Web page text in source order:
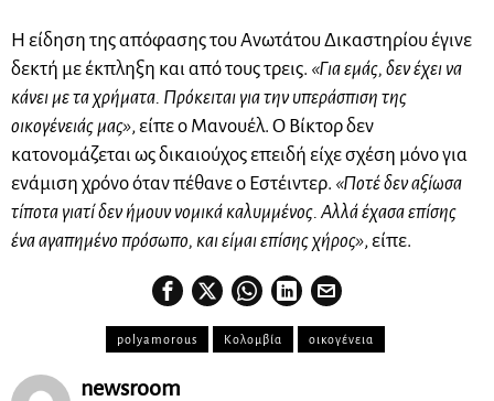
Η είδηση της απόφασης του Ανωτάτου Δικαστηρίου έγινε
δεκτή με έκπληξη και από τους τρεις. «Για εμάς, δεν έχει να
κάνει με τα χρήματα. Πρόκειται για την υπεράσπιση της
οικογένειάς μας», είπε ο Μανουέλ. Ο Βίκτορ δεν
κατονομάζεται ως δικαιούχος επειδή είχε σχέση μόνο για
ενάμιση χρόνο όταν πέθανε ο Εστέιντερ. «Ποτέ δεν αξίωσα
τίποτα γιατί δεν ήμουν νομικά καλυμμένος. Αλλά έχασα επίσης
ένα αγαπημένο πρόσωπο, και είμαι επίσης χήρος», είπε.
polyamorous Κολομβία οικογένεια
newsroom